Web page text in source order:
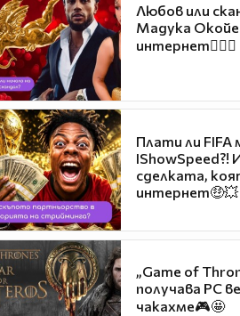
Любов или
Мадука Окойе
интернет❤️‍🔥🔥
Плати ли FIFA
IShowSpeed?!
сделката,
интернет🤑💥
„Game of
получава PC
чакахме🎮🤩